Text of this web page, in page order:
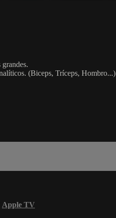
(Biceps, Tríceps, Hombro...)
Apple TV